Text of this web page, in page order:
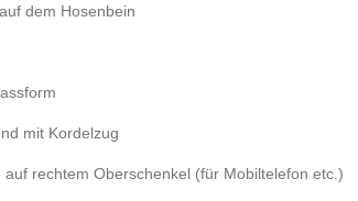
dem Hosenbein
mit Kordelzug
auf rechtem Oberschenkel (für Mobiltelefon etc.)